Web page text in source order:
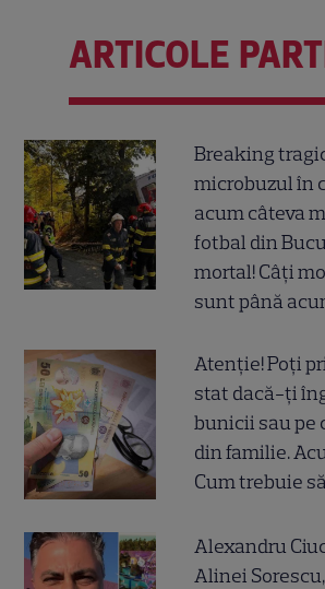
ARTICOLE
Breaking
microbuzul în
acum câteva
fotbal din
mortal! Câți
sunt până
Atenție! Poți
stat dacă-ți
bunicii sau pe
din familie.
Cum trebuie
Alexandru
Alinei